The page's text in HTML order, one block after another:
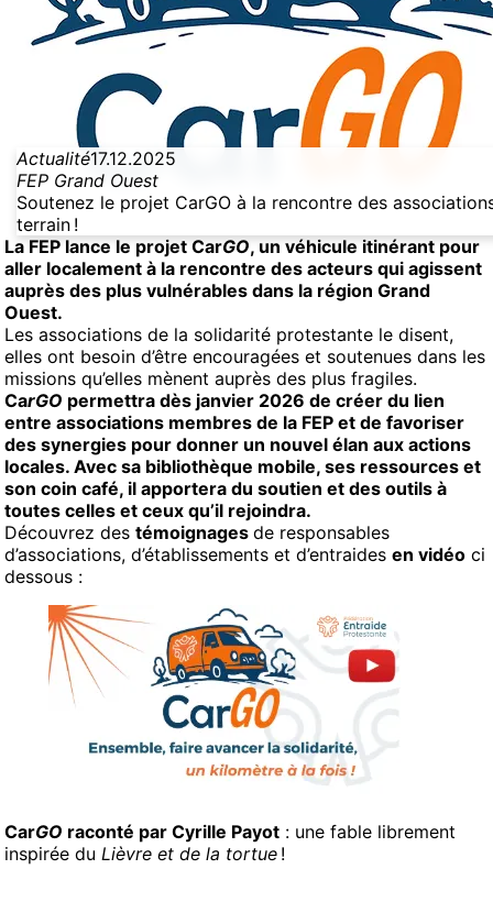
Actualité17.12.2025
FEP Grand Ouest
Soutenez le projet CarGO à la rencontre des
terrain !
La FEP lance le projet CarGO, un véhicule itinérant pour
aller localement à la rencontre des acteurs qui agissent
auprès des plus vulnérables dans la région Grand
Ouest.
Les associations de la solidarité protestante le disent,
elles ont besoin d’être encouragées et soutenues dans les
missions qu’elles mènent auprès des plus fragiles.
CarGO permettra dès janvier 2026 de créer du lien
entre associations membres de la FEP et de favoriser
des synergies pour donner un nouvel élan aux actions
locales. Avec sa bibliothèque mobile, ses ressources et
son coin café, il apportera du soutien et des outils à
toutes celles et ceux qu’il rejoindra.
Découvrez des témoignages de responsables
d’associations, d’établissements et d’entraides en vidéo ci
dessous :
CarGO raconté par Cyrille Payot : une fable librement
inspirée du Lièvre et de la tortue !